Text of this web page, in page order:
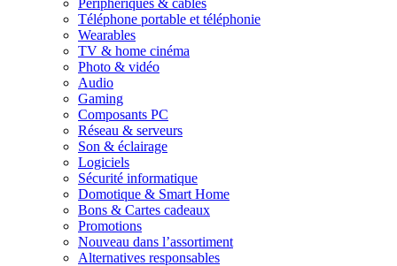
Périphériques & câbles
Téléphone portable et téléphonie
Wearables
TV & home cinéma
Photo & vidéo
Audio
Gaming
Composants PC
Réseau & serveurs
Son & éclairage
Logiciels
Sécurité informatique
Domotique & Smart Home
Bons & Cartes cadeaux
Promotions
Nouveau dans l’assortiment
Alternatives responsables